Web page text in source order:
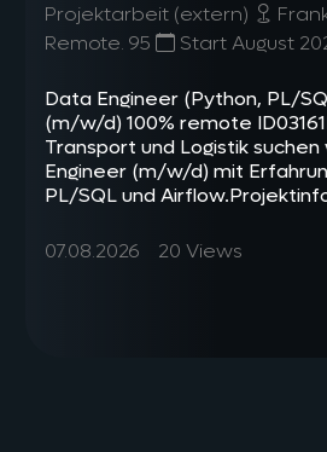
Projektarbeit (extern)
Remote. 95
Start August
Data Engineer (Python, PL/
(m/w/d) 100% remote
Transport und Logistik
Engineer (m/w/d) mit
PL/SQL und
07.08.2026 20 Views